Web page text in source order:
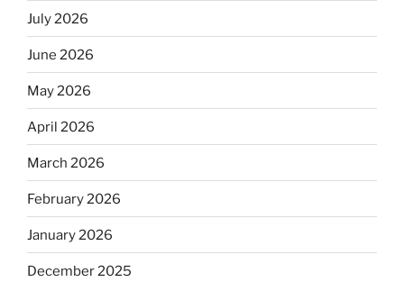
July 2026
June 2026
May 2026
April 2026
March 2026
February 2026
January 2026
December 2025